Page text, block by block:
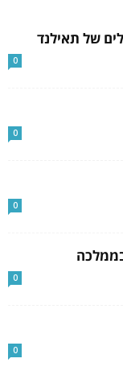
של תאילנד
0
0
0
0
0